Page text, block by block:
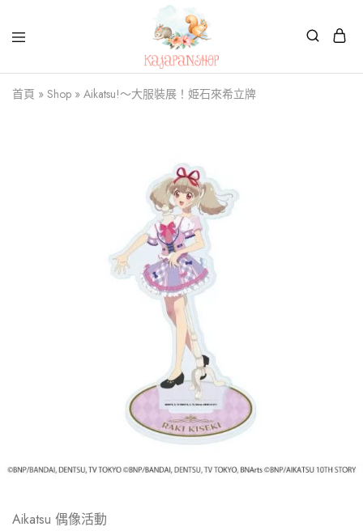
Kajapanshop
日
韓
首頁 » Shop » Aikatsu!～大服裝展！姫石來希立牌
Aikatsu 偶像活動